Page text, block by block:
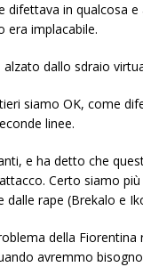
in qualcosa e
era implacabile.
dallo sdraio
siamo OK, come
linee.
e ha detto che
Certo siamo
dalle rape (Brekalo e
della
avremmo